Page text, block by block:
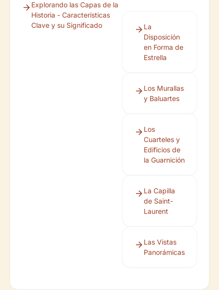
Explorando las Capas de la
Historia - Características
Clave y su Significado
La
Disposición
en Forma de
Estrella
Los Murallas
y Baluartes
Los
Cuarteles y
Edificios de
la Guarnición
La Capilla
de Saint-
Laurent
Las Vistas
Panorámicas